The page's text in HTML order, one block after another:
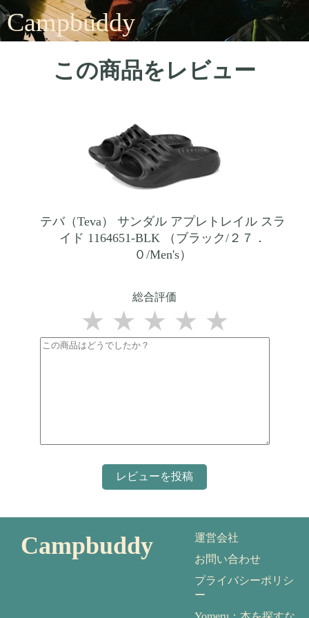
Campbuddy
この商品をレビュー
テバ（Teva） サンダル アプレトレイル スラ
イド 1164651-BLK （ブラック/２７．
０/Men's）
総合評価
★
★
★
★
★
Campbuddy
運営会社
お問い合わせ
プライバシーポリシ
ー